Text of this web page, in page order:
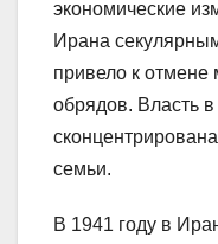
экономические
Ирана
привело к отмене
обрядов. Власть
семьи.
В 1941 году в